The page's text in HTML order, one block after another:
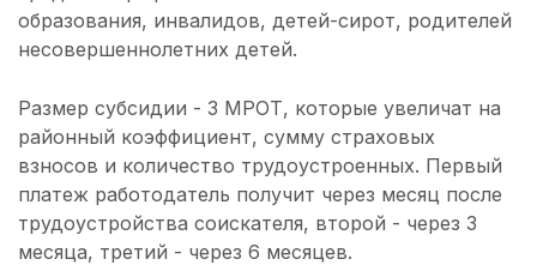
образования, инвалидов, детей-сирот, родителей
несовершеннолетних детей.
Размер субсидии - 3 МРОТ, которые увеличат на
районный коэффициент, сумму страховых
взносов и количество трудоустроенных. Первый
платеж работодатель получит через месяц после
трудоустройства соискателя, второй - через 3
месяца, третий - через 6 месяцев.